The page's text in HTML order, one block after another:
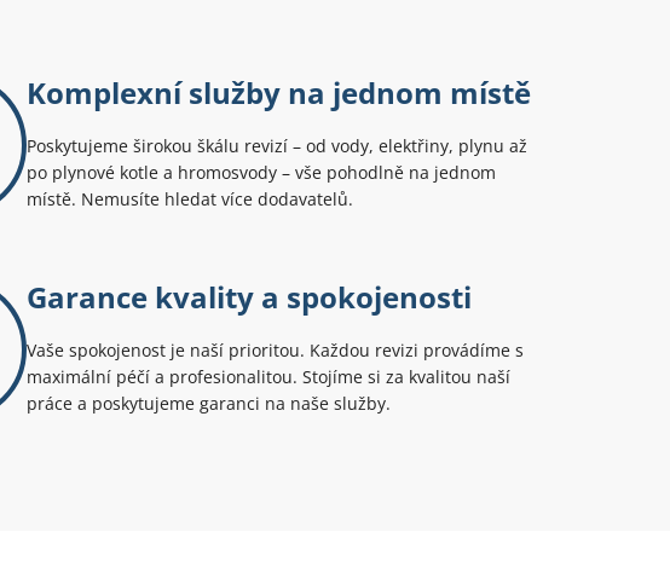
Komplexní služby na jednom místě
Poskytujeme širokou škálu revizí – od vody, elektřiny, plynu až
po plynové kotle a hromosvody – vše pohodlně na jednom
místě. Nemusíte hledat více dodavatelů.
Garance kvality a spokojenosti
Vaše spokojenost je naší prioritou. Každou revizi provádíme s
maximální péčí a profesionalitou. Stojíme si za kvalitou naší
práce a poskytujeme garanci na naše služby.